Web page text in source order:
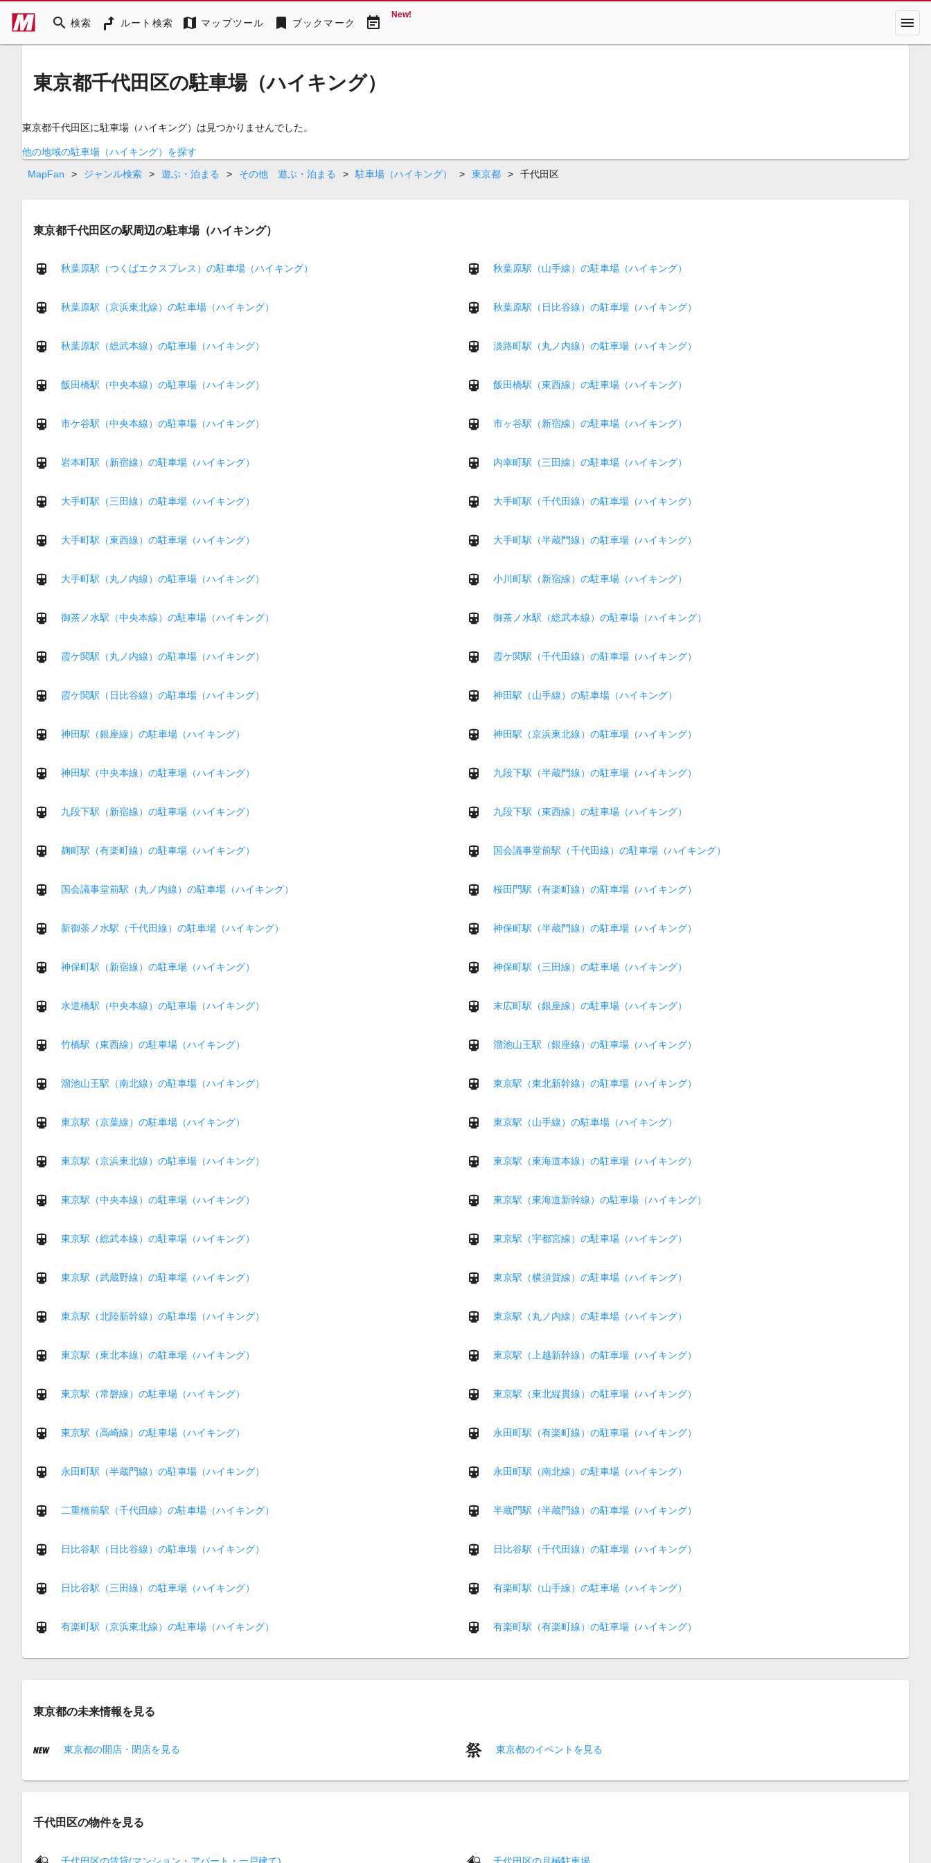
search 検索 ルート検索 map マップツール bookmark ブックマーク event_note New! menu
東京都千代田区の駐車場（ハイキング）
東京都千代田区に駐車場（ハイキング）は見つかりませんでした。
他の地域の駐車場（ハイキング）を探す
MapFan
> ジャンル検索 > 遊ぶ・泊まる > その他 遊ぶ・泊まる > 駐車場（ハイキング） > 東京都 > 千代田区
東京都千代田区の駅周辺の駐車場（ハイキング）
秋葉原駅（つくばエクスプレス）の駐車場（ハイキング） 秋葉原駅（山手線）の駐車場（ハイキング）
秋葉原駅（京浜東北線）の駐車場（ハイキング） 秋葉原駅（日比谷線）の駐車場（ハイキング）
秋葉原駅（総武本線）の駐車場（ハイキング） 淡路町駅（丸ノ内線）の駐車場（ハイキング）
飯田橋駅（中央本線）の駐車場（ハイキング） 飯田橋駅（東西線）の駐車場（ハイキング）
市ケ谷駅（中央本線）の駐車場（ハイキング） 市ヶ谷駅（新宿線）の駐車場（ハイキング）
岩本町駅（新宿線）の駐車場（ハイキング） 内幸町駅（三田線）の駐車場（ハイキング）
大手町駅（三田線）の駐車場（ハイキング） 大手町駅（千代田線）の駐車場（ハイキング）
大手町駅（東西線）の駐車場（ハイキング） 大手町駅（半蔵門線）の駐車場（ハイキング）
大手町駅（丸ノ内線）の駐車場（ハイキング） 小川町駅（新宿線）の駐車場（ハイキング）
御茶ノ水駅（中央本線）の駐車場（ハイキング） 御茶ノ水駅（総武本線）の駐車場（ハイキング）
霞ケ関駅（丸ノ内線）の駐車場（ハイキング） 霞ケ関駅（千代田線）の駐車場（ハイキング）
霞ケ関駅（日比谷線）の駐車場（ハイキング） 神田駅（山手線）の駐車場（ハイキング）
神田駅（銀座線）の駐車場（ハイキング） 神田駅（京浜東北線）の駐車場（ハイキング）
神田駅（中央本線）の駐車場（ハイキング） 九段下駅（半蔵門線）の駐車場（ハイキング）
九段下駅（新宿線）の駐車場（ハイキング） 九段下駅（東西線）の駐車場（ハイキング）
麹町駅（有楽町線）の駐車場（ハイキング） 国会議事堂前駅（千代田線）の駐車場（ハイキング）
国会議事堂前駅（丸ノ内線）の駐車場（ハイキング） 桜田門駅（有楽町線）の駐車場（ハイキング）
新御茶ノ水駅（千代田線）の駐車場（ハイキング） 神保町駅（半蔵門線）の駐車場（ハイキング）
神保町駅（新宿線）の駐車場（ハイキング） 神保町駅（三田線）の駐車場（ハイキング）
水道橋駅（中央本線）の駐車場（ハイキング） 末広町駅（銀座線）の駐車場（ハイキング）
竹橋駅（東西線）の駐車場（ハイキング） 溜池山王駅（銀座線）の駐車場（ハイキング）
溜池山王駅（南北線）の駐車場（ハイキング） 東京駅（東北新幹線）の駐車場（ハイキング）
東京駅（京葉線）の駐車場（ハイキング） 東京駅（山手線）の駐車場（ハイキング）
東京駅（京浜東北線）の駐車場（ハイキング） 東京駅（東海道本線）の駐車場（ハイキング）
東京駅（中央本線）の駐車場（ハイキング） 東京駅（東海道新幹線）の駐車場（ハイキング）
東京駅（総武本線）の駐車場（ハイキング） 東京駅（宇都宮線）の駐車場（ハイキング）
東京駅（武蔵野線）の駐車場（ハイキング） 東京駅（横須賀線）の駐車場（ハイキング）
東京駅（北陸新幹線）の駐車場（ハイキング） 東京駅（丸ノ内線）の駐車場（ハイキング）
東京駅（東北本線）の駐車場（ハイキング） 東京駅（上越新幹線）の駐車場（ハイキング）
東京駅（常磐線）の駐車場（ハイキング） 東京駅（東北縦貫線）の駐車場（ハイキング）
東京駅（高崎線）の駐車場（ハイキング） 永田町駅（有楽町線）の駐車場（ハイキング）
永田町駅（半蔵門線）の駐車場（ハイキング） 永田町駅（南北線）の駐車場（ハイキング）
二重橋前駅（千代田線）の駐車場（ハイキング） 半蔵門駅（半蔵門線）の駐車場（ハイキング）
日比谷駅（日比谷線）の駐車場（ハイキング） 日比谷駅（千代田線）の駐車場（ハイキング）
日比谷駅（三田線）の駐車場（ハイキング） 有楽町駅（山手線）の駐車場（ハイキング）
有楽町駅（京浜東北線）の駐車場（ハイキング） 有楽町駅（有楽町線）の駐車場（ハイキング）
東京都の未来情報を見る
東京都の開店・閉店を見る 東京都のイベントを見る
千代田区の物件を見る
千代田区の賃貸(マンション・アパート・一戸建て) 千代田区の月極駐車場